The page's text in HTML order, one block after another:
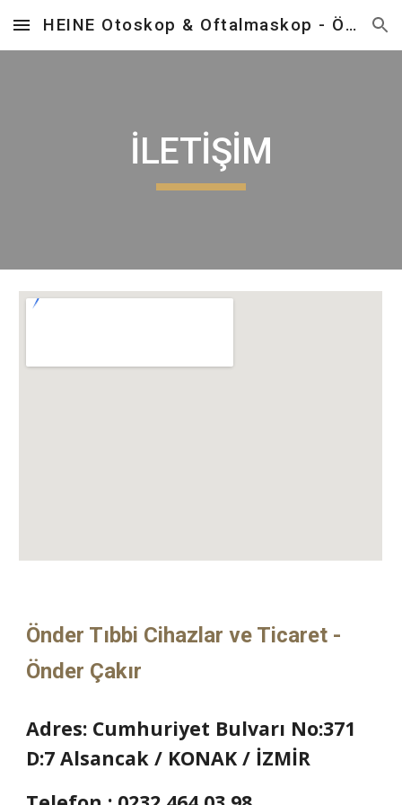
Skip to main content Skip to navigation
HEINE Otoskop & Oftalmaskop - Önder Tıbbi Cihazlar
İLETİŞİM
Önder Tıbbi Cihazlar ve Ticaret -
Önder Çakır
Adres: Cumhuriyet Bulvarı No:371
D:7 Alsancak / KONAK / İZMİR